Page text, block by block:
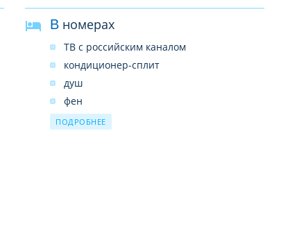
почтовые услуги
сейф на ресепшн (платно)
В номерах
ТВ с российским каналом
кондиционер-сплит
душ
фен
керамическое покрытие
ПОДРОБНЕЕ